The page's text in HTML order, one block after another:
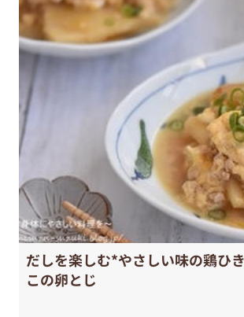
だしを楽しむ*やさしい味の鶏ひ
この卵とじ